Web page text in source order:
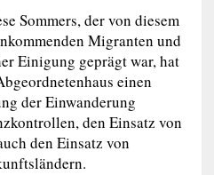
Sommers, der von diesem
Migranten und
Einigung geprägt war, hat
einen
der Einwanderung
den Einsatz von
den Einsatz von